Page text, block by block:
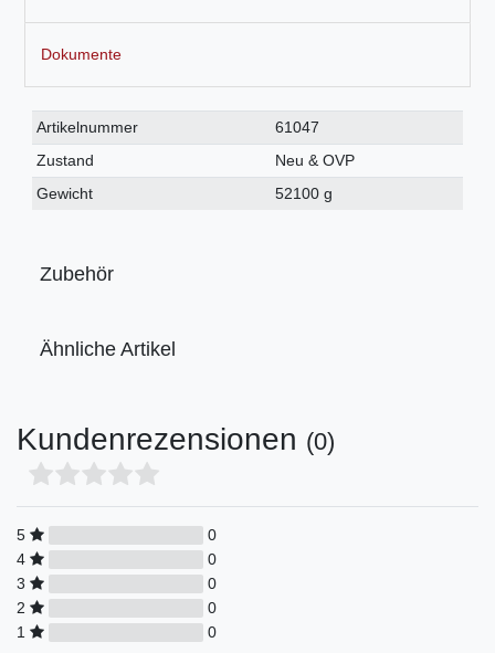
Dokumente
Technisches
Merkmal
Wert
Artikelnummer
61047
Zustand
Neu & OVP
Gewicht
52100 g
Zubehör
Ähnliche Artikel
Kundenrezensionen (0)
5
0
4
0
3
0
2
0
1
0